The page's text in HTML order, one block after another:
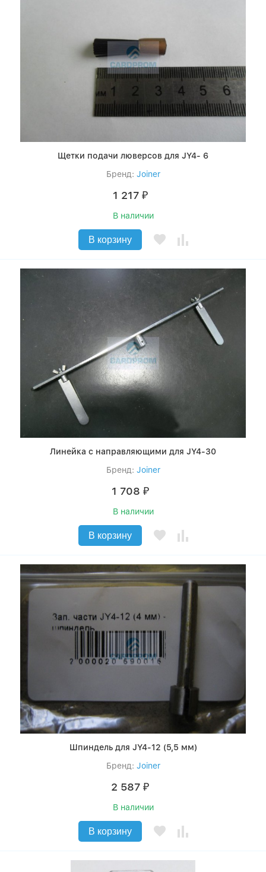
Щетки подачи люверсов для JY4- 6
Бренд: Joiner
1 217 ₽
В наличии
В корзину
Линейка c направляющими для JY4-30
Бренд: Joiner
1 708 ₽
В наличии
В корзину
Шпиндель для JY4-12 (5,5 мм)
Бренд: Joiner
2 587 ₽
В наличии
В корзину